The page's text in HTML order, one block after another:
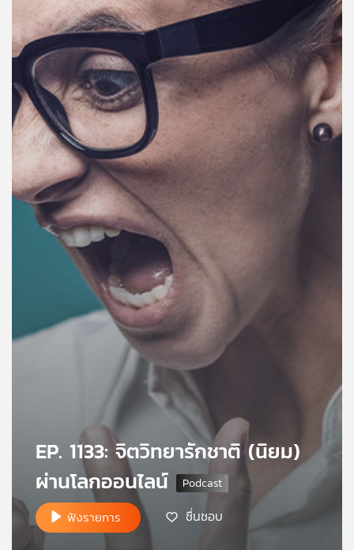
เพลง
บทความ
ข่าว
และ
กิจกรรม
แผนที่
EP. 1133: จิตวิทยารักชาติ (นิยม)
ผ่านโลกออนไลน์
ฟังรายการ ชื่นชอบ